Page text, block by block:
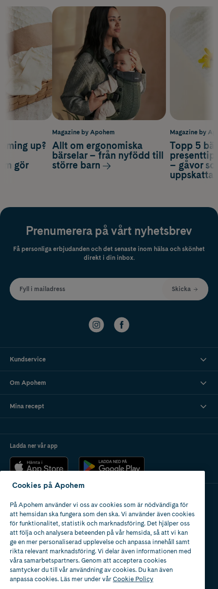
Magazine by
Topp 5
– gåvor
up?
gör
Magazine by Apohem
Allt om ergonomiska
bärselar – från nyfödd till
större barn
Prenumerera på vårt nyhetsbrev
Få personliga erbjudanden och det senaste inom hälsa och skönhet
direkt i din inbox.
Fyll i mailadress Skicka
Kundservice
Om Apohem
Mina recept
Ladda ner vår app
Apotek med tillstånd
av Läkemedelsverket
Cookies på Apohem
På Apohem använder vi oss av cookies som är nödvändiga för
att hemsidan ska fungera som den ska. Vi använder även cookies
för funktionalitet, statistik och marknadsföring. Det hjälper oss
att följa och analysera beteenden på vår hemsida, så att vi kan
ge en mer personaliserad upplevelse och anpassa innehåll samt
rikta relevant marknadsföring. Vi delar även informationen med
våra samarbetspartners. Genom att acceptera cookies
samtycker du till vår användning av cookies. Du kan även
anpassa cookies. Läs mer under vårCookie Policy